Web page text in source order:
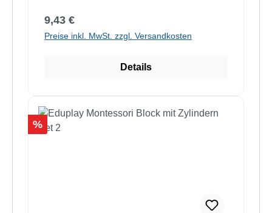
Regulärer Preis:
9,43 €
Preise inkl. MwSt. zzgl. Versandkosten
Details
Rabatt
%